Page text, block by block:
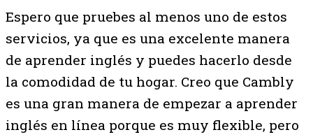
Espero que pruebes al menos uno de estos
servicios, ya que es una excelente manera
de aprender inglés y puedes hacerlo desde
la comodidad de tu hogar. Creo que Cambly
es una gran manera de empezar a aprender
inglés en línea porque es muy flexible, pero